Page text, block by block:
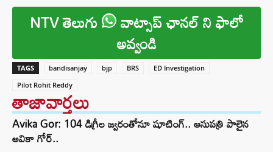
NTV తెలుగు వాట్సాప్ ఛానల్ ని ఫాలో
అవ్వండి
TAGS bandisanjay bjp BRS
ED Investigation
Pilot Rohit Reddy
తాజావార్తలు
Avika Gor: 104 డిగ్రీల జ్వరంతోనూ షూటింగ్.. ఆసుపత్రి పాలైన
అవికా గోర్..